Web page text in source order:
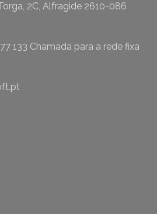
2C, Alfragide 2610-086
133 Chamada para a rede fixa